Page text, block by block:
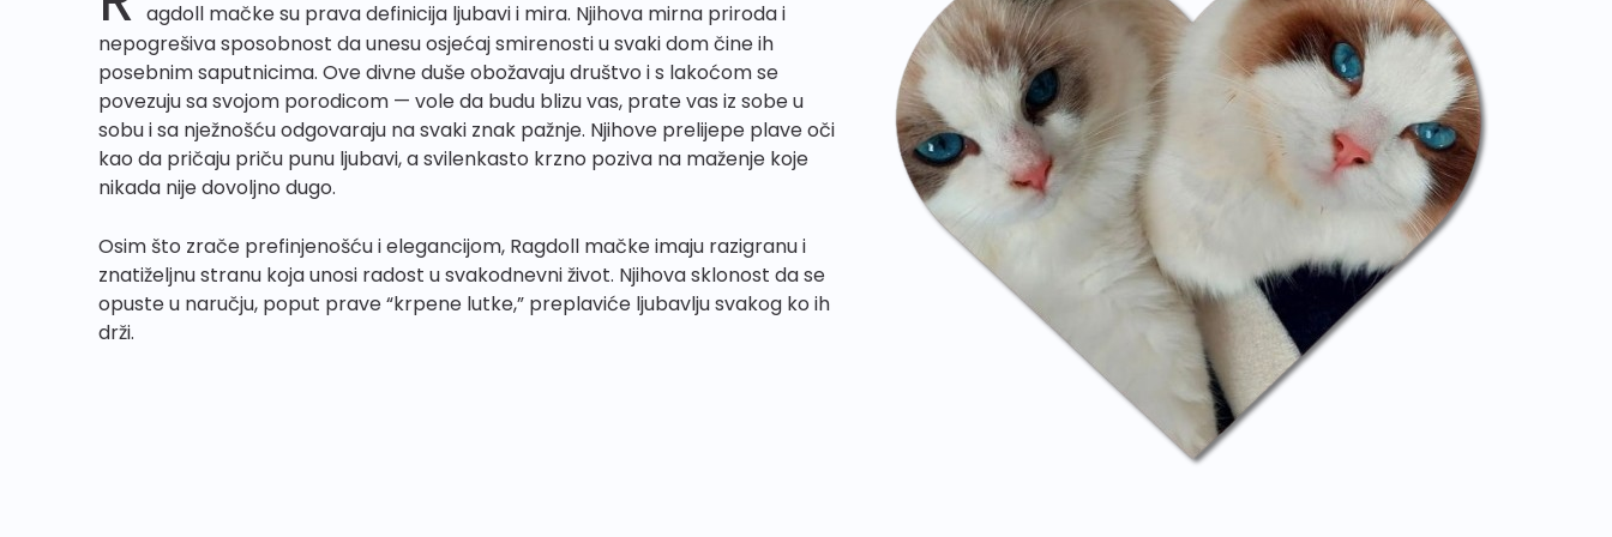
agdoll mačke su prava definicija ljubavi i mira. Njihova mirna priroda i
nepogrešiva sposobnost da unesu osjećaj smirenosti u svaki dom čine ih
posebnim saputnicima. Ove divne duše obožavaju društvo i s lakoćom se
povezuju sa svojom porodicom — vole da budu blizu vas, prate vas iz sobe u
sobu i sa nježnošću odgovaraju na svaki znak pažnje. Njihove prelijepe plave oči
kao da pričaju priču punu ljubavi, a svilenkasto krzno poziva na maženje koje
nikada nije dovoljno dugo.
Osim što zrače prefinjenošću i elegancijom, Ragdoll mačke imaju razigranu i
znatiželjnu stranu koja unosi radost u svakodnevni život. Njihova sklonost da se
opuste u naručju, poput prave “krpene lutke,” preplaviće ljubavlju svakog ko ih
drži.